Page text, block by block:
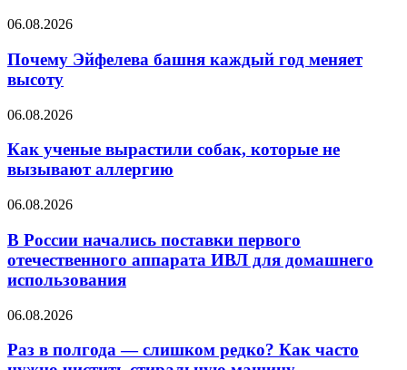
06.08.2026
Почему Эйфелева башня каждый год меняет
высоту
06.08.2026
Как ученые вырастили собак, которые не
вызывают аллергию
06.08.2026
В России начались поставки первого
отечественного аппарата ИВЛ для домашнего
использования
06.08.2026
Раз в полгода — слишком редко? Как часто